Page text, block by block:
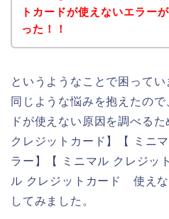
トカードが使えないエラー
った！！
というようなことで困って
同じような悩みを抱えたの
ドが使えない原因を調べる
クレジットカード】【 ミニ
ラー】【 ミニマル クレジ
ル クレジットカード 使え
してみました。